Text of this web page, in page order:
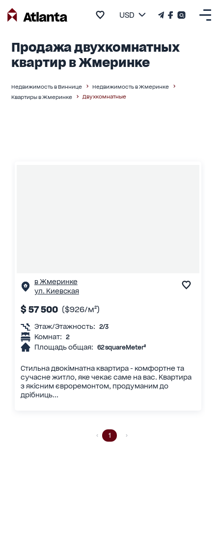
USD
Продажа двухкомнатных
квартир в Жмеринке
Недвижимость в Виннице
Недвижимость в Жмеринке
Квартиры в Жмеринке
Двухкомнатные
в Жмеринке
ул. Киевская
$ 57 500 ($926/м²)
Этаж/Этажность: 2/3
Комнат: 2
Площадь общая: 62 squareMeter²
Стильна двокімнатна квартира - комфортне та
сучасне житло, яке чекає саме на вас. Квартира
з якісним євроремонтом, продуманим до
дрібниць...
1